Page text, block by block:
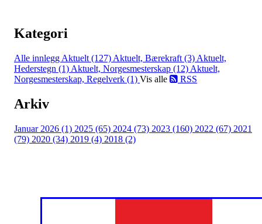
Kategori
Alle innlegg Aktuelt (127) Aktuelt, Bærekraft (3) Aktuelt,
Hederstegn (1) Aktuelt, Norgesmesterskap (12) Aktuelt,
Norgesmesterskap, Regelverk (1) Vis alle RSS
Arkiv
Januar 2026 (1) 2025 (65) 2024 (73) 2023 (160) 2022 (67) 2021
(79) 2020 (34) 2019 (4) 2018 (2)